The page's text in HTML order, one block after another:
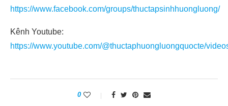
https://www.facebook.com/groups/thuctapsinhhuongluong/
Kênh Youtube:
https://www.youtube.com/@thuctaphuongluongquocte/
0